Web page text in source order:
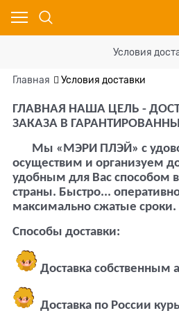
Условия
Главная Условия доставки
ГЛАВНАЯ НАША ЦЕЛЬ -
ЗАКАЗА В
Мы «МЭРИ ПЛЭЙ» с
осуществим и организуем
удобным для Вас способом
страны. Быстро...
максимально сжатые сроки.
Способы доставки:
Доставка собственным
Доставка по России